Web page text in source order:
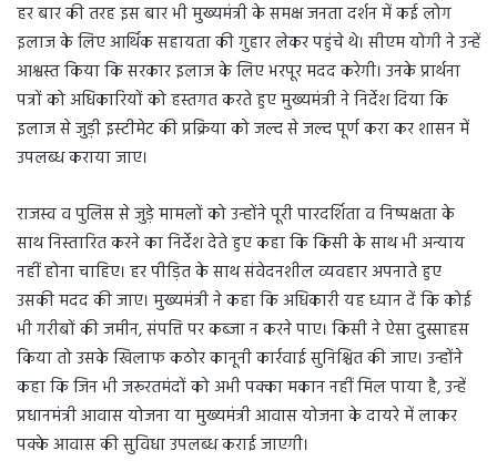
हर बार की तरह इस बार भी मुख्यमंत्री के समक्ष जनता दर्शन में कई लोग
इलाज के लिए आर्थिक सहायता की गुहार लेकर पहुंचे थे। सीएम योगी ने उन्हें
आश्वस्त किया कि सरकार इलाज के लिए भरपूर मदद करेगी। उनके प्रार्थना
पत्रों को अधिकारियों को हस्तगत करते हुए मुख्यमंत्री ने निर्देश दिया कि
इलाज से जुड़ी इस्टीमेट की प्रक्रिया को जल्द से जल्द पूर्ण करा कर शासन में
उपलब्ध कराया जाए।
राजस्व व पुलिस से जुड़े मामलों को उन्होंने पूरी पारदर्शिता व निष्पक्षता के
साथ निस्तारित करने का निर्देश देते हुए कहा कि किसी के साथ भी अन्याय
नहीं होना चाहिए। हर पीड़ित के साथ संवेदनशील व्यवहार अपनाते हुए
उसकी मदद की जाए। मुख्यमंत्री ने कहा कि अधिकारी यह ध्यान दें कि कोई
भी गरीबों की जमीन, संपत्ति पर कब्जा न करने पाए। किसी ने ऐसा दुस्साहस
किया तो उसके खिलाफ कठोर कानूनी कार्रवाई सुनिश्चित की जाए। उन्होंने
कहा कि जिन भी जरूरतमंदों को अभी पक्का मकान नहीं मिल पाया है, उन्हें
प्रधानमंत्री आवास योजना या मुख्यमंत्री आवास योजना के दायरे में लाकर
पक्के आवास की सुविधा उपलब्ध कराई जाएगी।